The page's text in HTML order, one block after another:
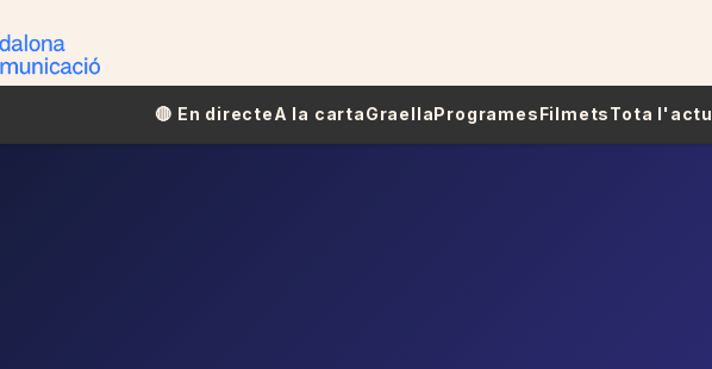
🔴​​ En directeA la cartaGraellaProgramesFilmetsTota